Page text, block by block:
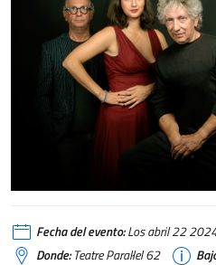
Fecha del evento:Los abril 22
Donde:Teatre Paral·lel 62